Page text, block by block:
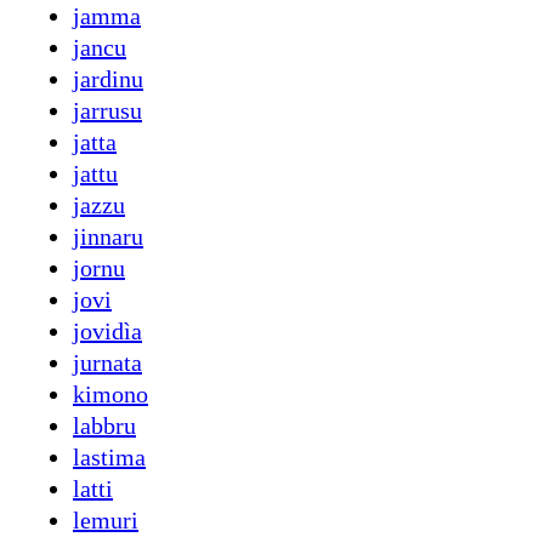
jamma
jancu
jardinu
jarrusu
jatta
jattu
jazzu
jinnaru
jornu
jovi
jovidìa
jurnata
kimono
labbru
lastima
latti
lemuri